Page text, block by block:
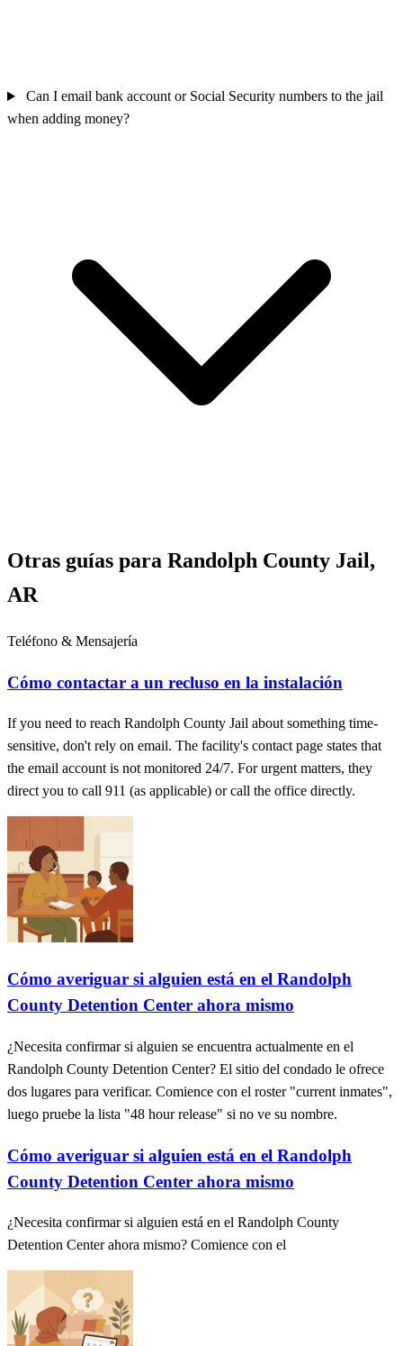
Can I email bank account or Social Security numbers to the jail
when adding money?
Otras guías para Randolph County Jail,
AR
Teléfono & Mensajería
Cómo contactar a un recluso en la instalación
If you need to reach Randolph County Jail about something time-
sensitive, don't rely on email. The facility's contact page states that
the email account is not monitored 24/7. For urgent matters, they
direct you to call 911 (as applicable) or call the office directly.
Cómo averiguar si alguien está en el Randolph
County Detention Center ahora mismo
¿Necesita confirmar si alguien se encuentra actualmente en el
Randolph County Detention Center? El sitio del condado le ofrece
dos lugares para verificar. Comience con el roster "current inmates",
luego pruebe la lista "48 hour release" si no ve su nombre.
Cómo averiguar si alguien está en el Randolph
County Detention Center ahora mismo
¿Necesita confirmar si alguien está en el Randolph County
Detention Center ahora mismo? Comience con el